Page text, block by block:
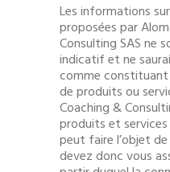
Les informations
proposées par
Consulting SAS ne
indicatif et ne
comme
de produits ou
Coaching &
produits et
peut faire l’objet
devez donc vous